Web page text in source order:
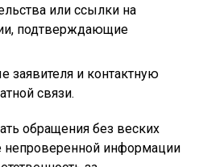
или ссылки на
подтверждающие
заявителя и контактную
связи.
обращения без веских
непроверенной информации